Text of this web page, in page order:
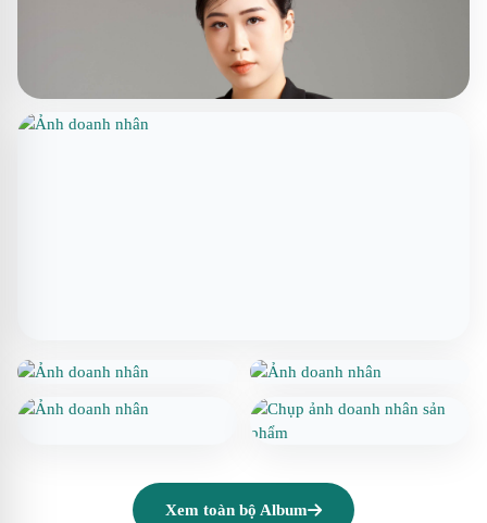
Xem toàn bộ Album